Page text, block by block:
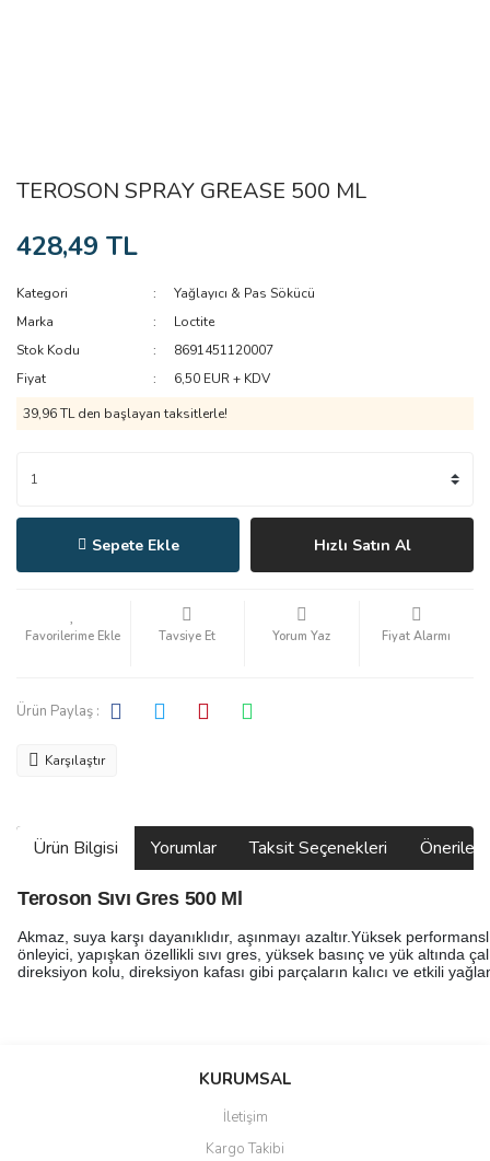
TEROSON SPRAY GREASE 500 ML
428,49 TL
Kategori
Yağlayıcı & Pas Sökücü
Marka
Loctite
Stok Kodu
8691451120007
Fiyat
6,50 EUR + KDV
39,96 TL den başlayan taksitlerle!
Sepete Ekle Hızlı Satın Al
Tavsiye Et Yorum Yaz Fiyat Alarmı
Ürün Paylaş :
Karşılaştır
Ürün Bilgisi Yorumlar Taksit Seçenekleri
Teroson Sıvı Gres 500 Ml
Akmaz, suya karşı dayanıklıdır, aşınmayı azaltır.Yüksek
önleyici, yapışkan özellikli sıvı gres, yüksek basınç ve yük altında
direksiyon kolu, direksiyon kafası gibi parçaların kalıcı ve etkili
Bu ürüne ilk yorumu siz yapın!
Ürün resmi kalitesiz, bozuk veya görüntülenemiyor.
KURUMSAL
İletişim
Kargo Takibi